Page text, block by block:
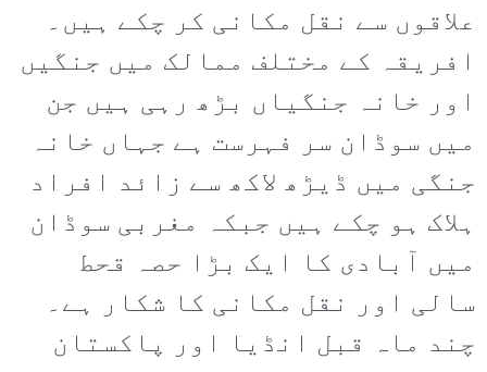
علاقوں سے نقل مکانی کر چکے ہیں۔
افریقہ کے مختلف ممالک میں جنگیں
اور خانہ جنگیاں بڑھ رہی ہیں جن
میں سوڈان سر فہرست ہے جہاں خانہ
جنگی میں ڈیڑھ لاکھ سے زائد افراد
ہلاک ہو چکے ہیں جبکہ مغربی سوڈان
میں آبادی کا ایک بڑا حصہ قحط
سالی اور نقل مکانی کا شکار ہے۔
چند ماہ قبل انڈیا اور پاکستان